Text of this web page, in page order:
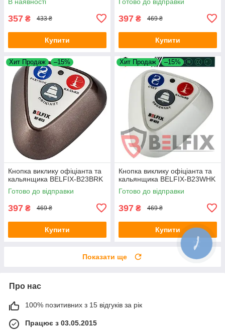
357 ₴ 433 ₴
Купити
397 ₴ 469 ₴
Купити
Хит Продаж –15%
Кнопка виклику офіціанта та
кальянщика BELFIX-B23BRK
Готово до відправки
397 ₴ 469 ₴
Купити
Хит Продаж –15%
Кнопка виклику офіціанта та
кальянщика BELFIX-B23WHK
Готово до відправки
397 ₴ 469 ₴
Купити
Показати ще
Про нас
100% позитивних з 15 відгуків за рік
Працює з 03.05.2015